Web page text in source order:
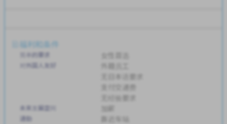
福利和条件
简单的要求
对外国人友好
无日本语要求
支付交通费
无经验要求
未来发展空间 加薪
通勤